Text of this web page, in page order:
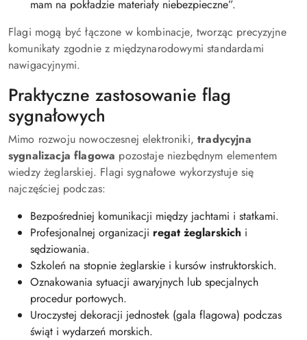
mam na pokładzie materiały niebezpieczne”.
Flagi mogą być łączone w kombinacje, tworząc precyzyjne
komunikaty zgodnie z międzynarodowymi standardami
nawigacyjnymi.
Praktyczne zastosowanie flag
sygnałowych
Mimo rozwoju nowoczesnej elektroniki,tradycyjna
sygnalizacja flagowa pozostaje niezbędnym elementem
wiedzy żeglarskiej. Flagi sygnałowe wykorzystuje się
najczęściej podczas:
Bezpośredniej komunikacji między jachtami i statkami.
Profesjonalnej organizacji regat żeglarskich i
sędziowania.
Szkoleń na stopnie żeglarskie i kursów instruktorskich.
Oznakowania sytuacji awaryjnych lub specjalnych
procedur portowych.
Uroczystej dekoracji jednostek (gala flagowa) podczas
świąt i wydarzeń morskich.